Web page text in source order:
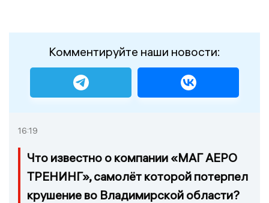
Комментируйте наши новости:
16:19
Что известно о компании «МАГ АЕРО
ТРЕНИНГ», самолёт которой потерпел
крушение во Владимирской области?